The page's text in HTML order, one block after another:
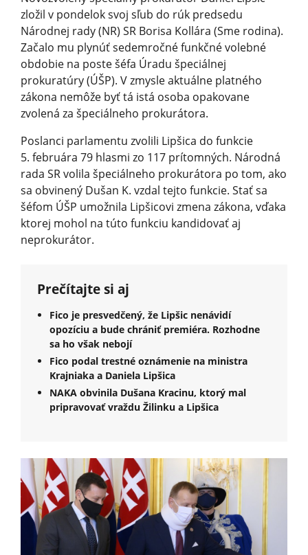
zložil v pondelok svoj sľub do rúk predsedu
Národnej rady (NR) SR Borisa Kollára (Sme rodina).
Začalo mu plynúť sedemročné funkčné volebné
obdobie na poste šéfa Úradu špeciálnej
prokuratúry (ÚŠP). V zmysle aktuálne platného
zákona nemôže byť tá istá osoba opakovane
zvolená za špeciálneho prokurátora.
Poslanci parlamentu zvolili Lipšica do funkcie
5. februára 79 hlasmi zo 117 prítomných. Národná
rada SR volila špeciálneho prokurátora po tom, ako
sa obvinený Dušan K. vzdal tejto funkcie. Stať sa
šéfom ÚŠP umožnila Lipšicovi zmena zákona, vďaka
ktorej mohol na túto funkciu kandidovať aj
neprokurátor.
Prečítajte si aj
Fico je presvedčený, že Lipšic nenávidí
opozíciu a bude chrániť premiéra. Rozhodne
sa ho však nebojí
Fico podal trestné oznámenie na ministra
Krajniaka a Daniela Lipšica
NAKA obvinila Dušana Kracinu, ktorý mal
pripravovať vraždu Žilinku a Lipšica